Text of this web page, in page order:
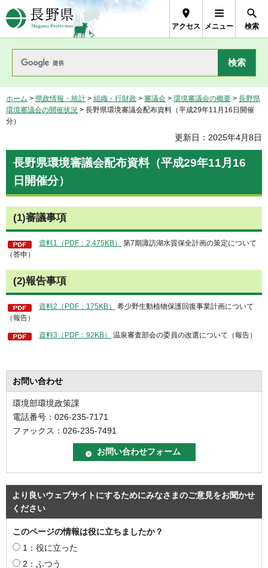
長野県Nagano Prefecture
アクセス メニュー 検索
ホーム > 県政情報・統計 > 組織・行財政 > 審議会 > 環境審議会の概要 > 長野県
環境審議会の開催状況 > 長野県環境審議会配布資料（平成29年11月16日開催
分）
更新日：2025年4月8日
長野県環境審議会配布資料（平成29年11月16
日開催分）
(1)審議事項
資料1（PDF：2,475KB）
第7期諏訪湖水質保全計画の策定について
（答申）
(2)報告事項
資料2（PDF：175KB）
希少野生動植物保護回復事業計画について
（報告）
資料3（PDF：92KB） 温泉審査部会の委員の改選について（報告）
お問い合わせ
環境部環境政策課
電話番号：026-235-7171
ファックス：026-235-7491
より良いウェブサイトにするためにみなさまのご意見をお聞かせ
ください
このページの情報は役に立ちましたか？
1：役に立った
2：ふつう